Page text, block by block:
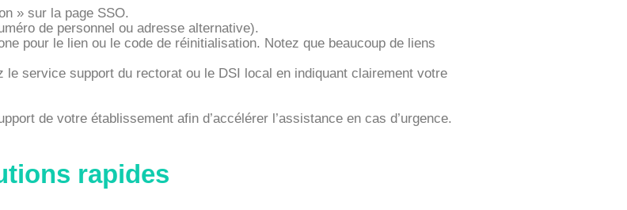
» sur la page SSO.
de personnel ou adresse alternative).
pour le lien ou le code de réinitialisation. Notez que beaucoup de liens
service support du rectorat ou le DSI local en indiquant clairement votre
de votre établissement afin d’accélérer l’assistance en cas d’urgence.
rapides